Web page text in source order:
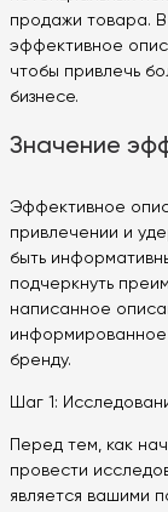
продажи товара. В
эффективное
чтобы привлечь
бизнесе.
Значение
Эффективное
привлечении и
быть
подчеркнуть
написанное
информированное
бренду.
Шаг 1:
Перед тем, как
провести
является вашими